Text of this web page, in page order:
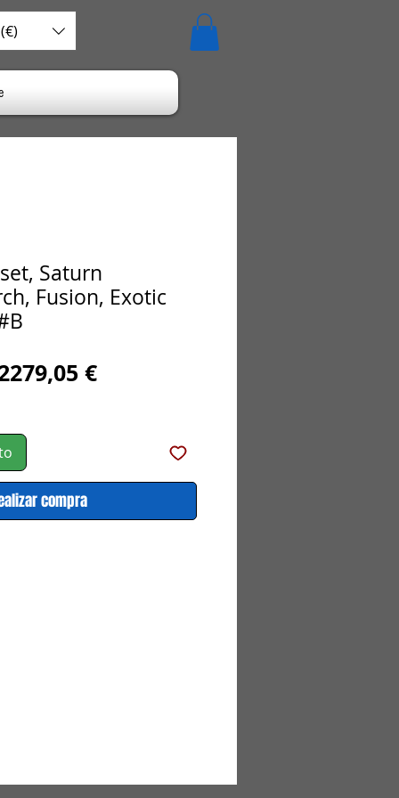
Saturn
Fusion, Exotic
€Precio
compra